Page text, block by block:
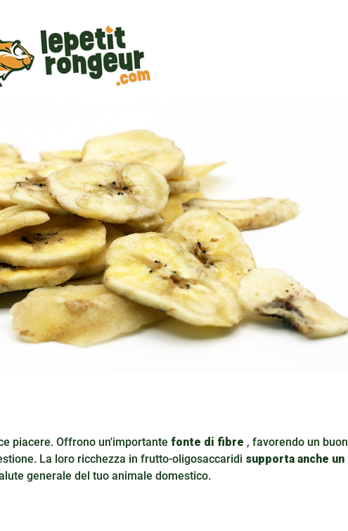
piacere. Offrono un'importante fonte di fibre , favorendo un buon
La loro ricchezza in frutto-oligosaccaridi supporta anche un
generale del tuo animale domestico.